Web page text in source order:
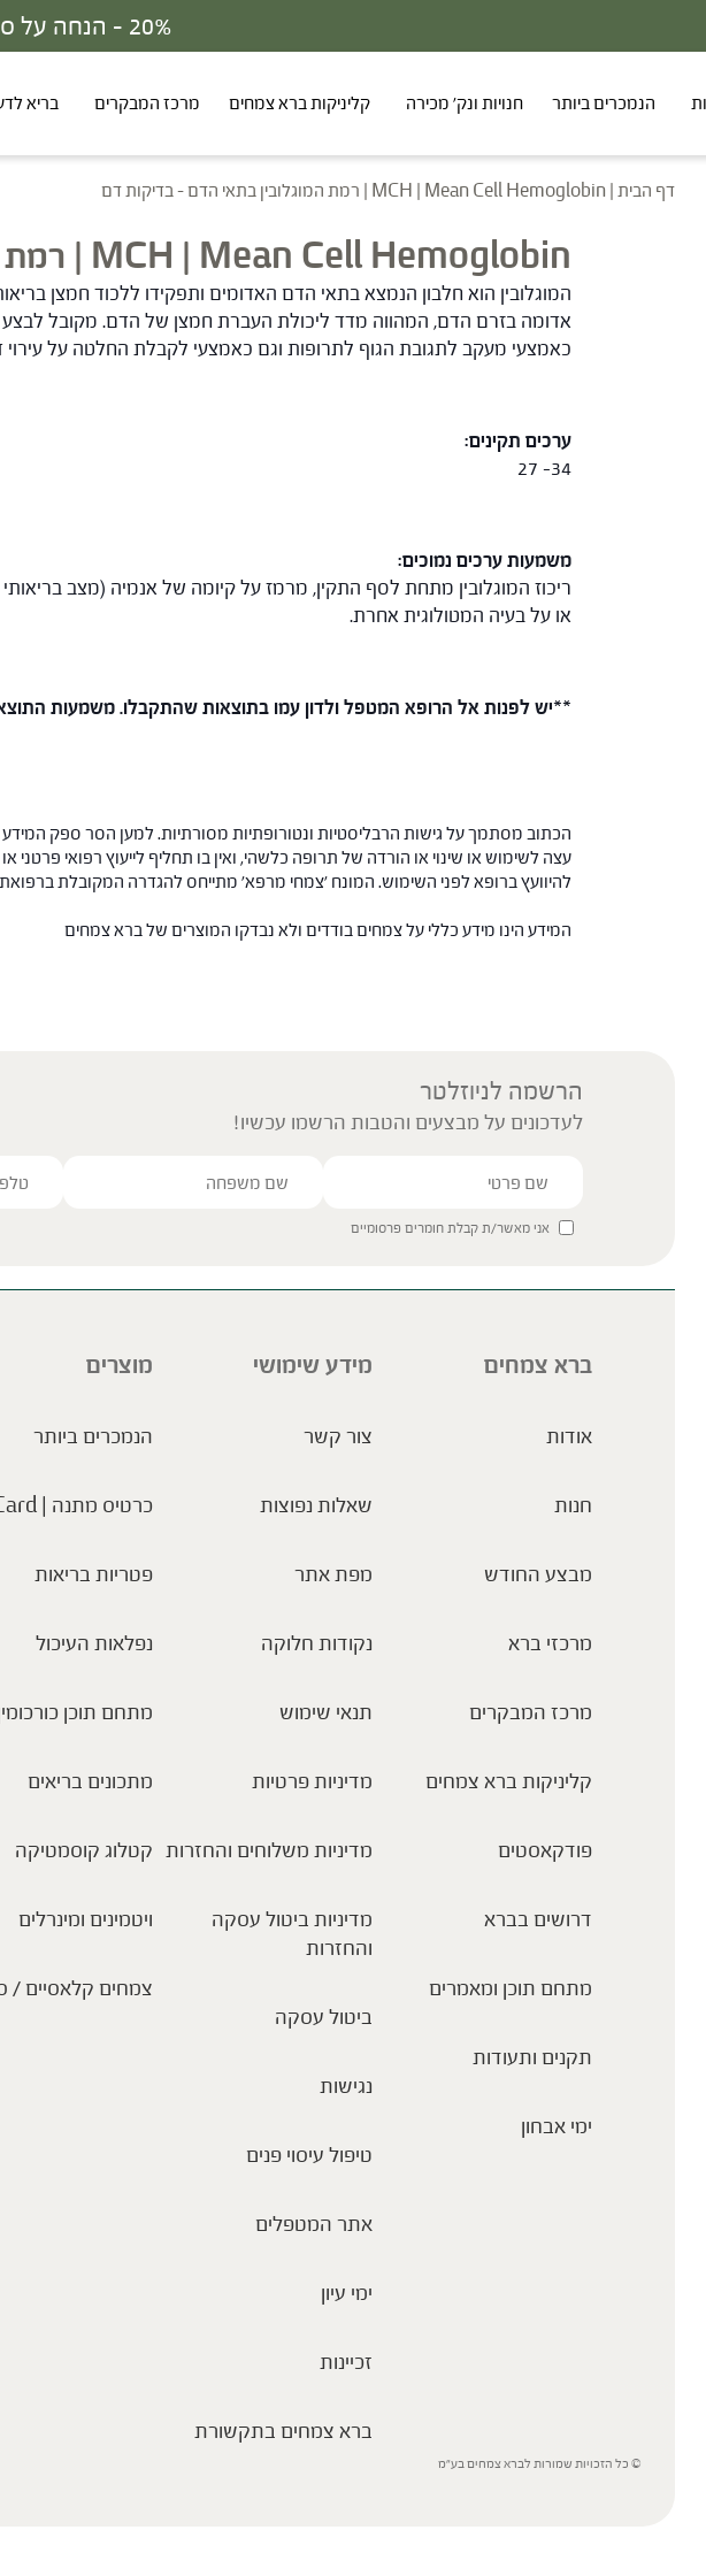
20% - הנחה על סדרת הפטריות ברכישת 2 מוצרים
הנמכרים ביותר חנויות ונק' מכירה קליניקות ברא צמחים מרכז המבקרים בריא
דף הבית | MCH | Mean Cell Hemoglobin | רמת המוגלובין בתאי הדם – בדיקות דם
MCH | Mean Cell Hemoglobin | רמת המוגלובין בתאי הדם – בדיקות דם
המוגלובין הוא חלבון הנמצא בתאי הדם האדומים ותפקידו ללכוד חמצן
אדומה בזרם הדם, המהווה מדד ליכולת העברת חמצן של הדם. מקובל
כאמצעי מעקב לתגובת הגוף לתרופות וגם כאמצעי לקבלת החלטה על
ערכים תקינים:
34- 27
משמעות ערכים נמוכים:
ריכוז המוגלובין מתחת לסף התקין, מרמז על קיומה של אנמיה (מצב
או על בעיה המטולוגית אחרת.
**יש לפנות אל הרופא המטפל ולדון עמו בתוצאות שהתקבלו. משמעות
הכתוב מסתמך על גישות הרבליסטיות ונטורופתיות מסורתיות. למען הסר ספק
עצה לשימוש או שינוי או הורדה של תרופה כלשהי, ואין בו תחליף לייעוץ רפואי
להיוועץ ברופא לפני השימוש. המונח 'צמחי מרפא' מתייחס להגדרה המקובלת
המידע הינו מידע כללי על צמחים בודדים ולא נבדקו המוצרים של ברא צמחים
הרשמה לניוזלטר
לעדכונים על מבצעים והטבות הרשמו עכשיו!
אני מאשר/ת קבלת חומרים פרסומיים
ברא צמחים
אודות
חנות
מבצע החודש
מרכזי ברא
מרכז המבקרים
קליניקות ברא צמחים
פודקאסטים
דרושים בברא
מתחם תוכן ומאמרים
תקנים ותעודות
ימי אבחון
מידע שימושי
צור קשר
שאלות נפוצות
מפת אתר
נקודות חלוקה
תנאי שימוש
מדיניות פרטיות
מדיניות משלוחים והחזרות
מדיניות ביטול עסקה
והחזרות
ביטול עסקה
נגישות
טיפול עיסוי פנים
אתר המטפלים
ימי עיון
זכיינות
ברא צמחים בתקשורת
מוצרים
הנמכרים ביותר
כרטיס מתנה | Gift Card
פטריות בריאות
נפלאות העיכול
מתחם תוכן
מתכונים בריאים
קטלוג קוסמטיקה
ויטמינים ומינרלים
צמחים קלאסיים /
© כל הזכויות שמורות לברא צמחים בע”מ